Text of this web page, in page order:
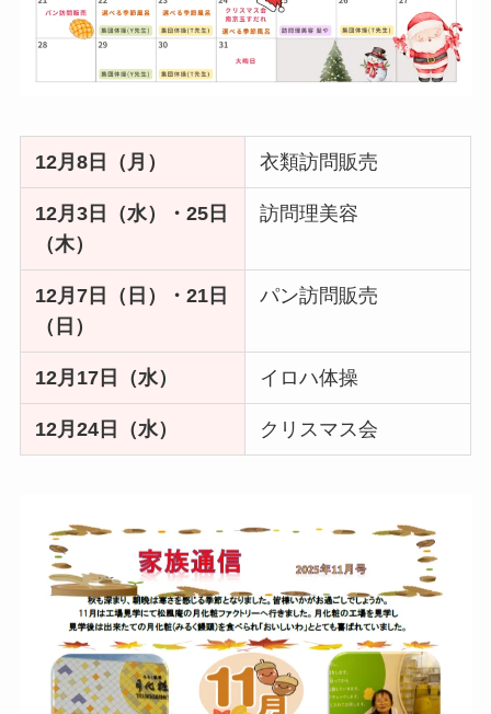
12月8日（月） 衣類訪問販売
12月3日（水）・25日
（木）
訪問理美容
12月7日（日）・21日
（日）
パン訪問販売
12月17日（水） イロハ体操
12月24日（水） クリスマス会